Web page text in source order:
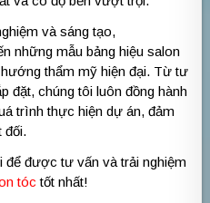
và sáng tạo,
những mẫu bảng hiệu salon
thẩm mỹ hiện đại. Từ tư
đặt, chúng tôi luôn đồng hành
trình thực hiện dự án, đảm
đối.
để được tư vấn và trải nghiệm
tóc tốt nhất!